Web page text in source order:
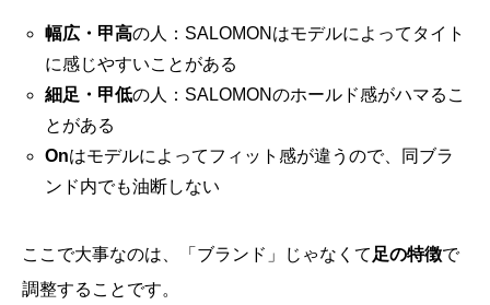
幅広・甲高の人：SALOMONはモデルによってタイト
に感じやすいことがある
細足・甲低の人：SALOMONのホールド感がハマるこ
とがある
Onはモデルによってフィット感が違うので、同ブラ
ンド内でも油断しない
ここで大事なのは、「ブランド」じゃなくて 足の特徴で
調整することです。